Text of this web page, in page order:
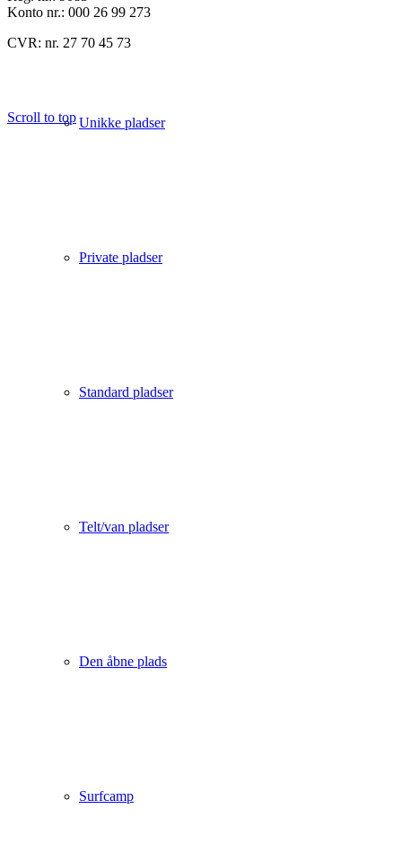
Unikke pladser
Private pladser
Standard pladser
Telt/van pladser
Den åbne plads
Surfcamp
Konto nr.: 000 26 99 273
CVR: nr. 27 70 45 73
Scroll to top